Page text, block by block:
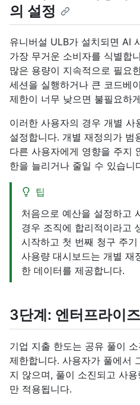
의 설정
유니버설 ULB가 설치되면 AI
가장 무거운 소비자를 식별합
많은 용량이 지속적으로 필요
세션을 실행하거나 큰 코드베
제한이 너무 낮으면 불필요하
이러한 사용자의 경우 개별 사
설정합니다. 개별 재정의가 범
다른 사용자에게 영향을 주지
한을 늘리거나 줄일 수 있습니
팁
처음으로 예산을 설정하고
경우 조직에 합리적이라고
시작하고 첫 번째 청구 주
사용량 대시보드는 개별 재
한 데이터를 제공합니다.
3단계: 엔터프라이
기업 지출 한도는 공유 풀이
제한합니다. 사용자가 풀에서
지 않으며, 풀이 소진되고 사
만 적용됩니다.